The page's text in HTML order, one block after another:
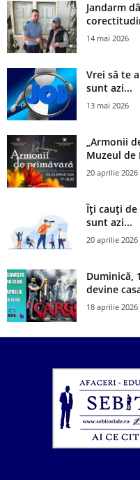
Jandarm
14 mai 2026
Vrei să te
sunt azi...
13 mai 2026
„Armonii
Muzeul de
20 aprilie 2026
Îți cauți de
sunt azi...
20 aprilie 2026
Duminică,
devine
18 aprilie 2026